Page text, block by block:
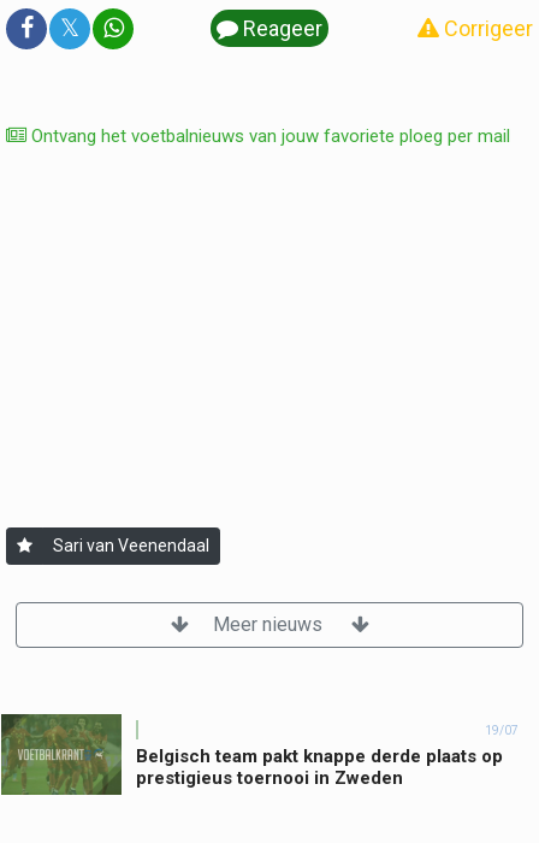
𝕏 Reageer Corrigeer
Ontvang het voetbalnieuws van jouw favoriete ploeg per mail
Sari van Veenendaal
Meer nieuws
19/07
Belgisch team pakt knappe derde plaats op
prestigieus toernooi in Zweden